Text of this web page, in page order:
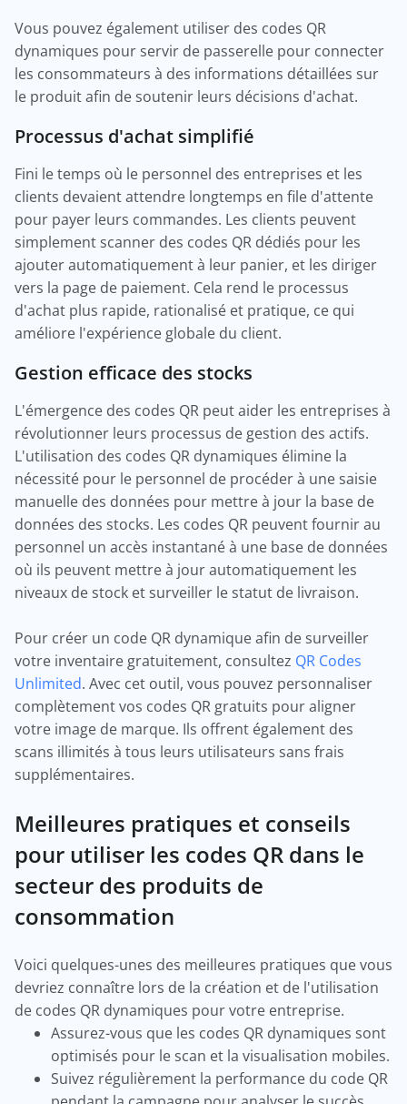
Vous pouvez également utiliser des codes QR
dynamiques pour servir de passerelle pour connecter
les consommateurs à des informations détaillées sur
le produit afin de soutenir leurs décisions d'achat.
Processus d'achat simplifié
Fini le temps où le personnel des entreprises et les
clients devaient attendre longtemps en file d'attente
pour payer leurs commandes. Les clients peuvent
simplement scanner des codes QR dédiés pour les
ajouter automatiquement à leur panier, et les diriger
vers la page de paiement. Cela rend le processus
d'achat plus rapide, rationalisé et pratique, ce qui
améliore l'expérience globale du client.
Gestion efficace des stocks
L'émergence des codes QR peut aider les entreprises à
révolutionner leurs processus de gestion des actifs.
L'utilisation des codes QR dynamiques élimine la
nécessité pour le personnel de procéder à une saisie
manuelle des données pour mettre à jour la base de
données des stocks. Les codes QR peuvent fournir au
personnel un accès instantané à une base de données
où ils peuvent mettre à jour automatiquement les
niveaux de stock et surveiller le statut de livraison.
Pour créer un code QR dynamique afin de surveiller
votre inventaire gratuitement, consultez QR Codes
Unlimited. Avec cet outil, vous pouvez personnaliser
complètement vos codes QR gratuits pour aligner
votre image de marque. Ils offrent également des
scans illimités à tous leurs utilisateurs sans frais
supplémentaires.
Meilleures pratiques et conseils
pour utiliser les codes QR dans le
secteur des produits de
consommation
Voici quelques-unes des meilleures pratiques que vous
devriez connaître lors de la création et de l'utilisation
de codes QR dynamiques pour votre entreprise.
Assurez-vous que les codes QR dynamiques sont
optimisés pour le scan et la visualisation mobiles.
Suivez régulièrement la performance du code QR